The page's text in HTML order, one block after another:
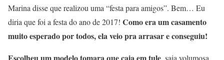
Marina disse que realizou uma “festa para amigos”. Bem… Eu
diria que foi a festa do ano de 2017! Como era um casamento
muito esperado por todos, ela veio pra arrasar e conseguiu!
Escolheu um modelo tomara que caia em tule , saia volumosa,